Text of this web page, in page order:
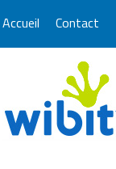
Accueil Contact